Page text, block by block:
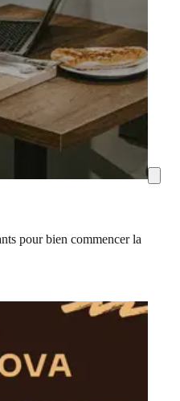
pour bien commencer la